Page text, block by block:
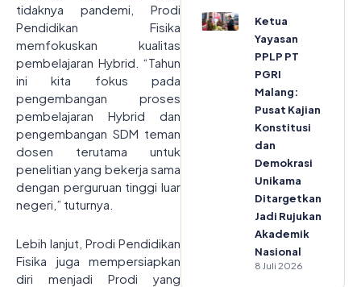
tidaknya pandemi, Prodi
Pendidikan Fisika
memfokuskan kualitas
pembelajaran Hybrid. “Tahun
ini kita fokus pada
pengembangan proses
pembelajaran Hybrid dan
pengembangan SDM teman
dosen terutama untuk
penelitian yang bekerja sama
dengan perguruan tinggi luar
negeri,” tuturnya.
Lebih lanjut, Prodi Pendidikan
Fisika juga mempersiapkan
diri menjadi Prodi yang
Ketua
Yayasan
PPLP PT
PGRI
Malang:
Pusat Kajian
Konstitusi
dan
Demokrasi
Unikama
Ditargetkan
Jadi Rujukan
Akademik
Nasional
8 Juli 2026